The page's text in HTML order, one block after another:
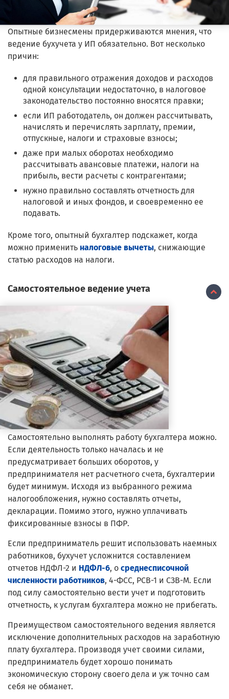
Опытные бизнесмены придерживаются мнения, что
ведение бухучета у ИП обязательно. Вот несколько
причин:
для правильного отражения доходов и расходов
одной консультации недостаточно, в налоговое
законодательство постоянно вносятся правки;
если ИП работодатель, он должен рассчитывать,
начислять и перечислять зарплату, премии,
отпускные, налоги и страховые взносы;
даже при малых оборотах необходимо
рассчитывать авансовые платежи, налоги на
прибыль, вести расчеты с контрагентами;
нужно правильно составлять отчетность для
налоговой и иных фондов, и своевременно ее
подавать.
Кроме того, опытный бухгалтер подскажет, когда
можно применить налоговые вычеты, снижающие
статью расходов на налоги.
Самостоятельное ведение учета
Самостоятельно выполнять работу бухгалтера можно.
Если деятельность только началась и не
предусматривает больших оборотов, у
предпринимателя нет расчетного счета, бухгалтерии
будет минимум. Исходя из выбранного режима
налогообложения, нужно составлять отчеты,
декларации. Помимо этого, нужно уплачивать
фиксированные взносы в ПФР.
Если предприниматель решит использовать наемных
работников, бухучет усложнится составлением
отчетов НДФЛ-2 и НДФЛ-6, о среднесписочной
численности работников, 4-ФСС, РСВ-1 и СЗВ-М. Если
под силу самостоятельно вести учет и подготовить
отчетность, к услугам бухгалтера можно не прибегать.
Преимуществом самостоятельного ведения является
исключение дополнительных расходов на заработную
плату бухгалтера. Производя учет своими силами,
предприниматель будет хорошо понимать
экономическую сторону своего дела и уж точно сам
себя не обманет.